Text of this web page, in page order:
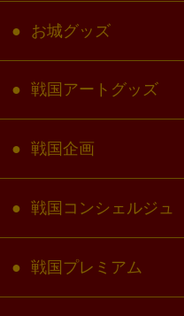
お城グッズ
戦国アートグッズ
戦国企画
戦国コンシェルジュ
戦国プレミアム